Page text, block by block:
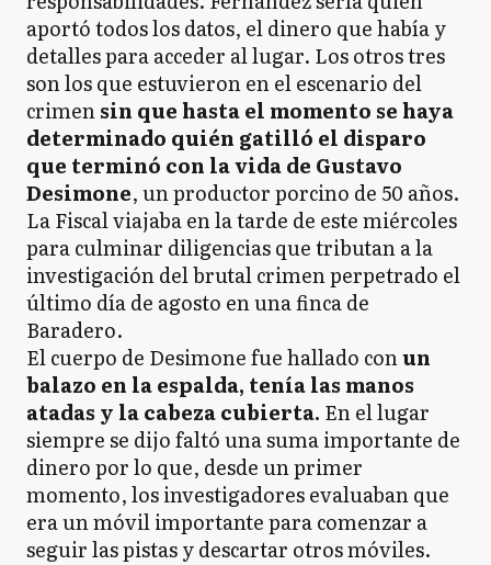
aportó todos los datos, el dinero que había y
detalles para acceder al lugar. Los otros tres
son los que estuvieron en el escenario del
crimensin que hasta el momento se haya
determinado quién gatilló el disparo
que terminó con la vida de Gustavo
Desimone, un productor porcino de 50 años.
La Fiscal viajaba en la tarde de este miércoles
para culminar diligencias que tributan a la
investigación del brutal crimen perpetrado el
último día de agosto en una finca de
Baradero.
El cuerpo de Desimone fue hallado conun
balazo en la espalda, tenía las manos
atadas y la cabeza cubierta. En el lugar
siempre se dijo faltó una suma importante de
dinero por lo que, desde un primer
momento, los investigadores evaluaban que
era un móvil importante para comenzar a
seguir las pistas y descartar otros móviles.